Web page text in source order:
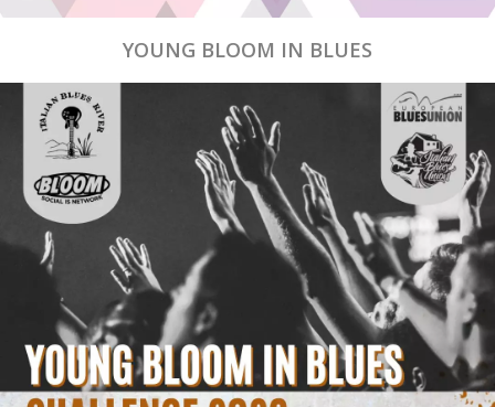
YOUNG BLOOM IN BLUES